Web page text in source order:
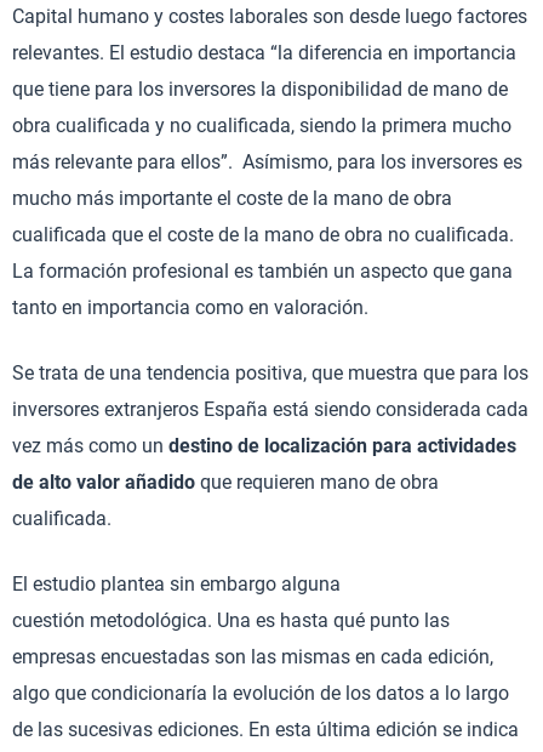
Capital humano y costes laborales son desde luego factores
relevantes. El estudio destaca “la diferencia en importancia
que tiene para los inversores la disponibilidad de mano de
obra cualificada y no cualificada, siendo la primera mucho
más relevante para ellos”. Asímismo, para los inversores es
mucho más importante el coste de la mano de obra
cualificada que el coste de la mano de obra no cualificada.
La formación profesional es también un aspecto que gana
tanto en importancia como en valoración.
Se trata de una tendencia positiva, que muestra que para los
inversores extranjeros España está siendo considerada cada
vez más como un destino de localización para actividades
de alto valor añadido que requieren mano de obra
cualificada.
El estudio plantea sin embargo alguna
cuestión metodológica. Una es hasta qué punto las
empresas encuestadas son las mismas en cada edición,
algo que condicionaría la evolución de los datos a lo largo
de las sucesivas ediciones. En esta última edición se indica